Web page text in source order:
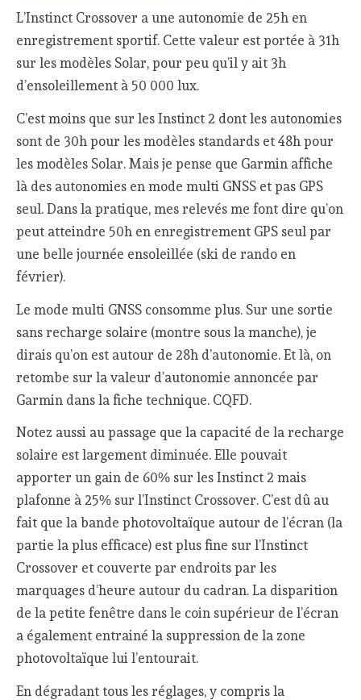
L’Instinct Crossover a une autonomie de 25h en
enregistrement sportif. Cette valeur est portée à 31h
sur les modèles Solar, pour peu qu’il y ait 3h
d’ensoleillement à 50 000 lux.
C’est moins que sur les Instinct 2 dont les autonomies
sont de 30h pour les modèles standards et 48h pour
les modèles Solar. Mais je pense que Garmin affiche
là des autonomies en mode multi GNSS et pas GPS
seul. Dans la pratique, mes relevés me font dire qu’on
peut atteindre 50h en enregistrement GPS seul par
une belle journée ensoleillée (ski de rando en
février).
Le mode multi GNSS consomme plus. Sur une sortie
sans recharge solaire (montre sous la manche), je
dirais qu’on est autour de 28h d’autonomie. Et là, on
retombe sur la valeur d’autonomie annoncée par
Garmin dans la fiche technique. CQFD.
Notez aussi au passage que la capacité de la recharge
solaire est largement diminuée. Elle pouvait
apporter un gain de 60% sur les Instinct 2 mais
plafonne à 25% sur l’Instinct Crossover. C’est dû au
fait que la bande photovoltaïque autour de l’écran (la
partie la plus efficace) est plus fine sur l’Instinct
Crossover et couverte par endroits par les
marquages d’heure autour du cadran. La disparition
de la petite fenêtre dans le coin supérieur de l’écran
a également entrainé la suppression de la zone
photovoltaïque lui l’entourait.
En dégradant tous les réglages, y compris la